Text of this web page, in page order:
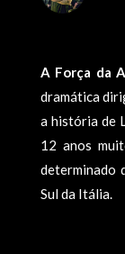
A Força da
dramática
a história de
12 anos
determinado
Sul da Itália.